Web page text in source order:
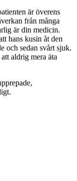
är överens
från många
är din medicin.
hans kusin åt den
och sedan svårt sjuk.
aldrig mera äta